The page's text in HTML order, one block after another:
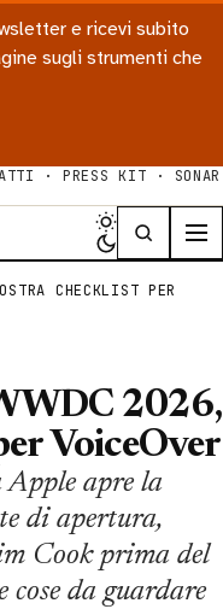
e ricevi subito
sugli strumenti che
· PRESS KIT · SONAR
CHECKLIST PER
2026,
VoiceOver
apre la
di apertura,
Cook prima del
cose da guardare